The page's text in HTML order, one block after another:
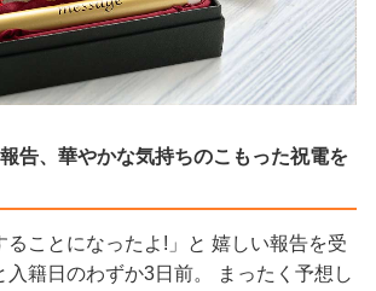
告、華やかな気持ちのこもった祝電を
ることになったよ!」と 嬉しい報告を受
入籍日のわずか3日前。 まったく予想し